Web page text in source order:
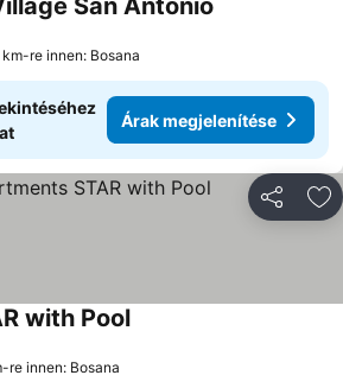
San Antonio
km-re innen: Bosana
Árak megjelenítése
with Pool
re innen: Bosana